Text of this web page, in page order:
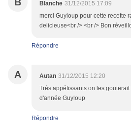
Blanche 31/12/2015 17:09
merci Guyloup pour cette recette
delicieuse<br /> <br /> Bon
Répondre
A Autan 31/12/2015 12:20
Très appétissants on les
d'année Guyloup
Répondre